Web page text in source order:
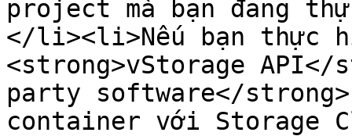
project mà bạn đang
</li><li>Nếu bạn thực
<strong>vStorage API</
party software</
container với Storage